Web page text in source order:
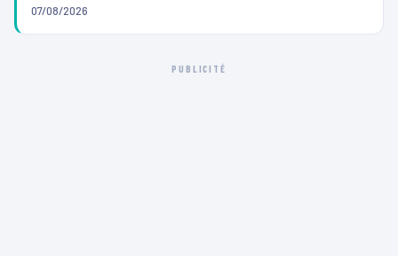
07/08/2026
PUBLICITÉ